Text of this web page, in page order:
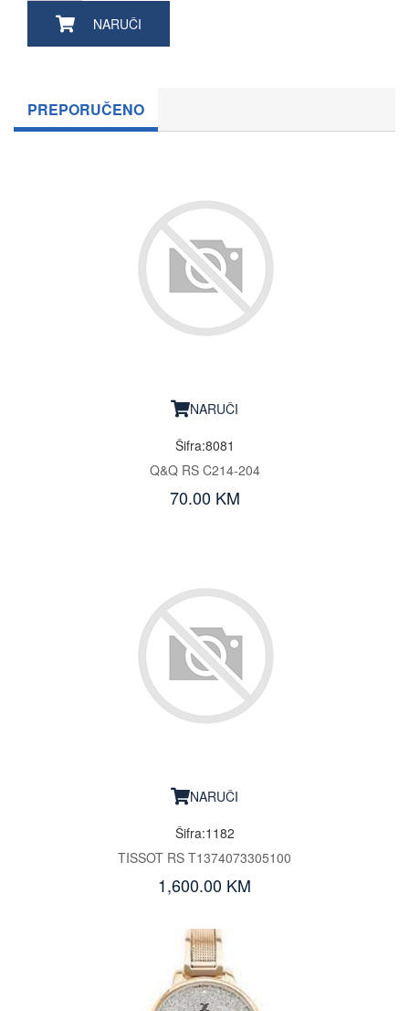
NARUČI
PREPORUČENO
NARUČI
Šifra:8081
Q&Q RS C214-204
70.00 KM
NARUČI
Šifra:1182
TISSOT RS T1374073305100
1,600.00 KM